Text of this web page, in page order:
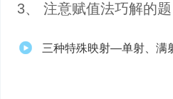
3、 注意赋值法巧解的题
三种特殊映射—单射、满